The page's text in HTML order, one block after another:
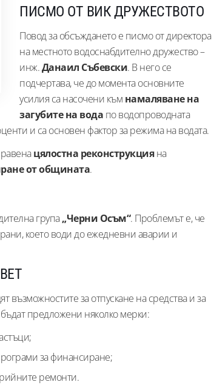
ПИСМО ОТ ВИК ДРУЖЕСТВОТО
Повод за обсъждането е писмо от директора
на местното водоснабдително дружество –
инж.Данаил Събевски. В него се
подчертава, че до момента основните
усилия са насочени към намаляване на
загубите на вода по водопроводната
и са основен фактор за режима на водата.
цялостна реконструкцияна
от общината.
група„Черни Осъм“. Проблемът е, че
което води до ежедневни аварии и
за отпускане на средства и за
предложени няколко мерки:
за финансиране;
ремонти.